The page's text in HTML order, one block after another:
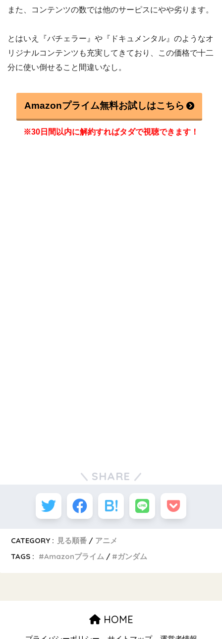
また、コンテンツの数では他のサーピスにやや劣ります。
とはいえ『バチェラー』や『ドキュメンタル』のようなオ
リジナルコンテンツも充実してきており、この価格で十二
分に使い倒せること間違いなし。
Amazonプライム無料お試しはこちら
※30日間以内に解約すればタダで視聴できます！
SHARE
CATEGORY : 見る順番
アニメ
TAGS :
Amazonプライム ガンダム
HOME